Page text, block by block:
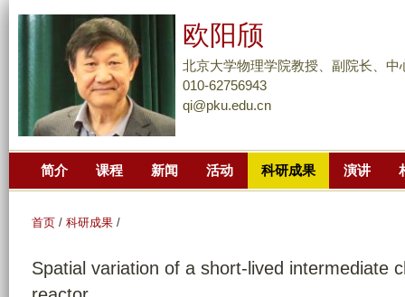
到
主
分
欧阳颀
北京大学物理学院教授、副院长、中
010-62756943
qi@pku.edu.cn
简介 课程 新闻 活动 科研成果 演讲
首页 / 科研成果 /
Spatial variation of a short-lived intermediate